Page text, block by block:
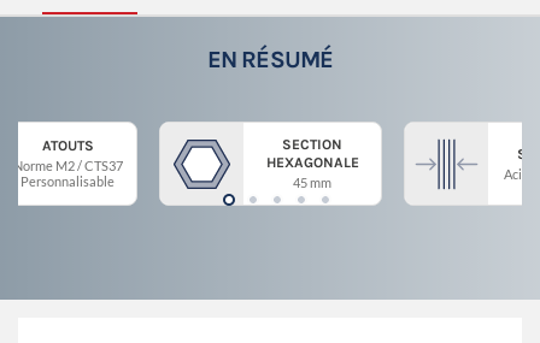
EN RÉSUMÉ
ATOUTS
Norme M2 / CTS37
Personnalisable
SECTION
HEXAGONALE
45 mm
Acier